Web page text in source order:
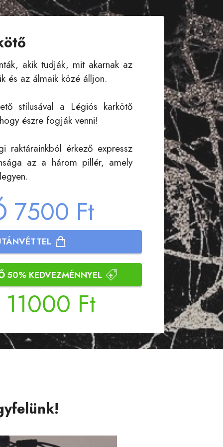
akik tudják, mit akarnak az
és az álmaik közé álljon.
stílusával a Légiós karkötő
észre fogják venni!
raktárainkból érkező expressz
az a három pillér, amely
7500 Ft
50% KEDVEZMÉNNYEL
11000 Ft